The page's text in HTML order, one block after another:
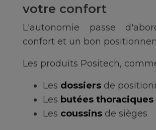
votre confort
L'autonomie passe
confort et un bon
Les produits Positech,
Les dossiers de
Les butées thoraciques
Les coussins de sièges